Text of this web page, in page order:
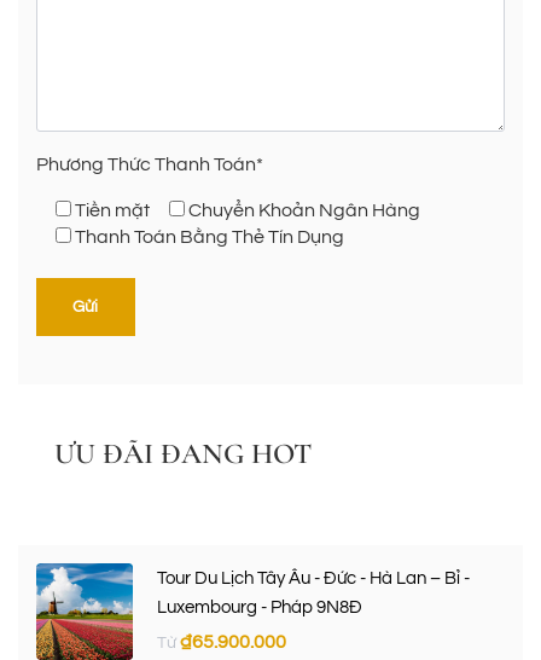
Phương Thức Thanh Toán*
Tiền mặt
Chuyển Khoản Ngân Hàng
Thanh Toán Bằng Thẻ Tín Dụng
ƯU ĐÃI ĐANG HOT
Tour Du Lịch Tây Âu - Đức - Hà Lan – Bỉ -
Luxembourg - Pháp 9N8Đ
Từ ₫65.900.000